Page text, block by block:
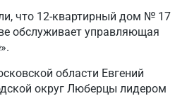
что 12-квартирный дом № 17
обслуживает управляющая
области Евгений
округ Люберцы лидером